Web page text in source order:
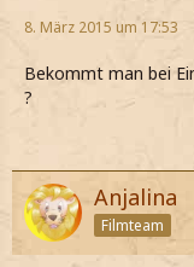
8. März 2015 um 17:53
Bekommt man bei
?
Anjalina
Filmteam